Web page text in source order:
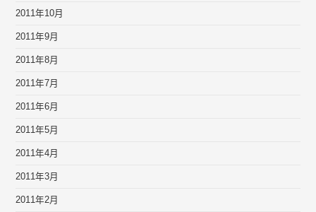
2011年10月
2011年9月
2011年8月
2011年7月
2011年6月
2011年5月
2011年4月
2011年3月
2011年2月